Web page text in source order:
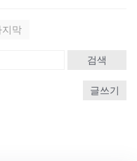
지막
검색
글쓰기